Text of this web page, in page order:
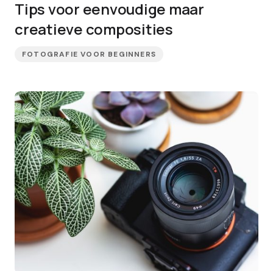
Tips voor eenvoudige maar
creatieve composities
FOTOGRAFIE VOOR BEGINNERS